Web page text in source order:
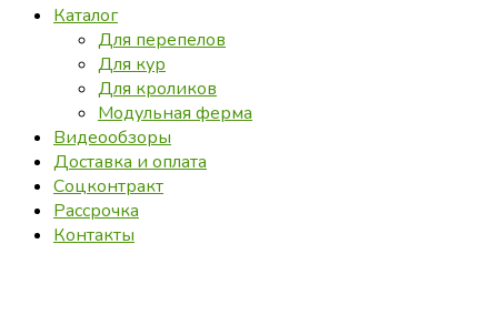
Каталог
Для перепелов
Для кур
Для кроликов
Модульная ферма
Видеообзоры
Доставка и оплата
Соцконтракт
Рассрочка
Контакты